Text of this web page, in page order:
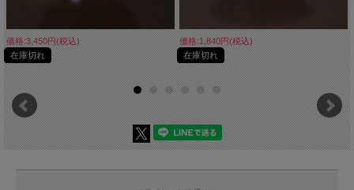
価格:3,450円(税込)
在庫切れ
価格:1,840円(税込)
在庫切れ